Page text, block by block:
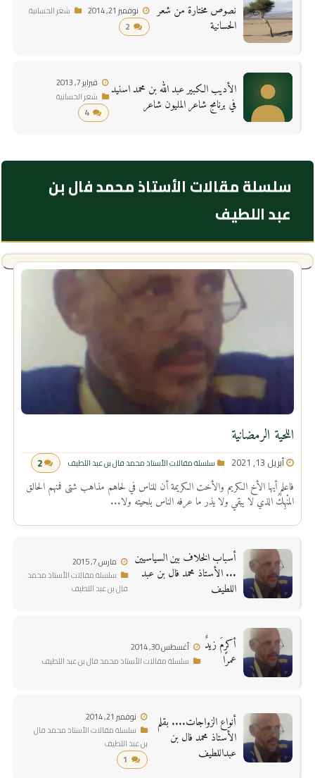
نصوص مختارة من شعر
الحسانية
نوفمبر 21, 2014 شعر الحسانية
2
الأديب الكبير عبد الله بن محمد اسنيد
في برنامج شاعر المليون شاعر
فبراير 7, 2013
شعر الحسانية
4
سلسلة مقالات الأستاذ محمد فال بن
عبد اللطيف
اللحية الرمضانية
أبريل 13, 2021 سلسلة مقالات الأستاذ محمد فال بن عبد اللطيف 2
فاعلم أيها الأخ الكريم والأخت الكريمة أن للناس في لحاهم مذاهب شتى فمنهم الحالق
المنْهِكُ الذي لا يبقي ولا يذر ما عرفه الناس بلحيته ولا...
أسباب الخلاف بين السياسيين
... الأستاذ محمد فال بن عبد
اللطيف
مارس 7, 2015
سلسلة مقالات الأستاذ محمد
فال بن عبد اللطيف
أكرمَ زيدٌ
عمرًا
أغسطس 30, 2014
سلسلة مقالات الأستاذ محمد فال بن عبد اللطيف
أنواع الزواجات.... بقلم
الأستاذ محمد فال بن
عبداللطيف
نوفمبر 21, 2014
سلسلة مقالات الأستاذ محمد فال
بن عبد اللطيف
1